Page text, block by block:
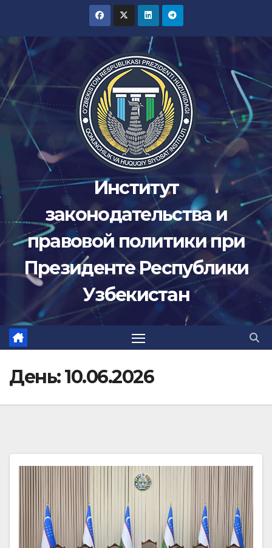
содержимому
Институт
законодательства и
правовой политики при
Президенте Республики
Узбекистан
День:10.06.2026